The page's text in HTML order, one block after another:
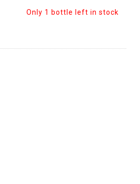
Only 1 bottle left in stock